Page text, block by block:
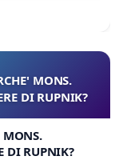
MONS.
DI RUPNIK?
MONS.
DI RUPNIK?